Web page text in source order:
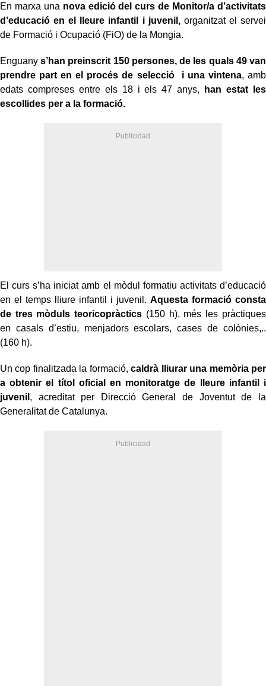
En marxa una nova edició del curs de Monitor/a d’activitats
d’educació en el lleure infantil i juvenil,organitzat el servei
de Formació i Ocupació (FiO) de la Mongia.
Enguanys’han preinscrit 150 persones, de les quals 49 van
prendre part en el procés de selecció
i una vintena, amb
edats compreses entre els 18 i els 47 anys,
han estat les
escollides per a la formació.
El curs s’ha iniciat amb el mòdul formatiu activitats d’educació
en el temps lliure infantil i juvenil. Aquesta formació consta
de tres mòduls teoricopràctics (150 h), més les pràctiques
en casals d’estiu, menjadors escolars, cases de colònies,..
(160 h).
Un cop finalitzada la formació,caldrà lliurar una memòria per
a obtenir el títol oficial en monitoratge de lleure infantil i
juvenil , acreditat per Direcció General de Joventut de la
Generalitat de Catalunya.